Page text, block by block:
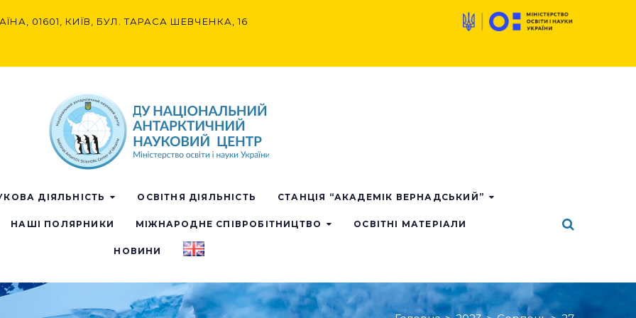
01601, КИЇВ, БУЛ. ТАРАСА ШЕВЧЕНКА, 16
ДІЯЛЬНІСТЬ ОСВІТНЯ ДІЯЛЬНІСТЬ СТАНЦІЯ “АКАДЕМІК ВЕРНАДСЬКИЙ”
НАШІ ПОЛЯРНИКИ МІЖНАРОДНЕ СПІВРОБІТНИЦТВО ОСВІТНІ МАТЕРІАЛИ
НОВИНИ